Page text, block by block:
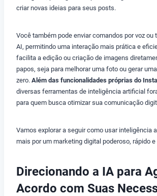
criar novas ideias para seus posts.
Você também pode enviar comandos por voz ou
AI, permitindo uma interação mais prática e
facilita a edição ou criação de imagens
papos, seja para melhorar uma foto ou gerar
zero. Além das funcionalidades próprias do
diversas ferramentas de inteligência artificial
para quem busca otimizar sua comunicação
Vamos explorar a seguir como usar inteligência
mais por um marketing digital poderoso, rápido
Direcionando a IA para
Acordo com Suas